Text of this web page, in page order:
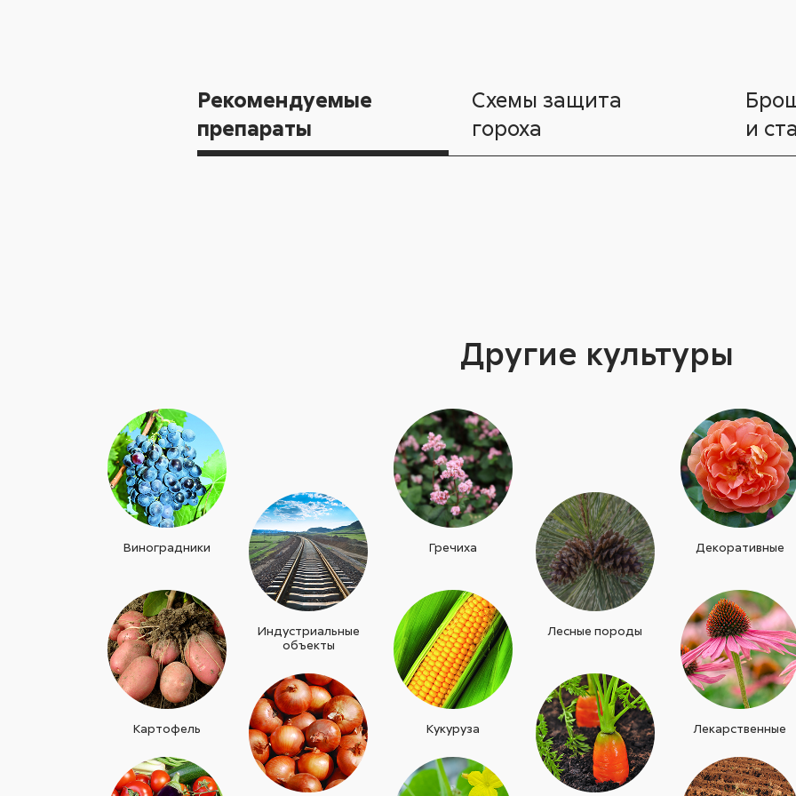
Рекомендуемые
препараты
Схемы защита
гороха
и
Другие культуры
Виноградники Гречиха Декоративные
Индустриальные
объекты
Лесные породы
Картофель Кукуруза Лекарственные